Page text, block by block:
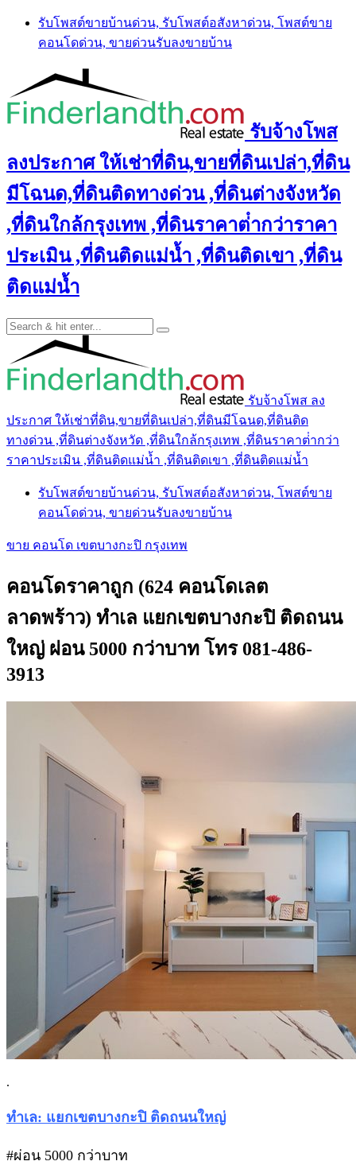
Skip
content
รับโพสต์ขายบ้านด่วน, รับโพสต์อสังหาด่วน, โพสต์ขาย
คอนโดด่วน, ขายด่วนรับลงขายบ้าน
รับจ้างโพส
ลงประกาศ ให้เช่าที่ดิน,ขายที่ดินเปล่า,ที่ดิน
มีโฉนด,ที่ดินติดทางด่วน ,ที่ดินต่างจังหวัด
,ที่ดินใกล้กรุงเทพ ,ที่ดินราคาต่ํากว่าราคา
ประเมิน ,ที่ดินติดแม่น้ำ ,ที่ดินติดเขา ,ที่ดิน
ติดแม่น้ำ
รับจ้างโพส ลง
ประกาศ ให้เช่าที่ดิน,ขายที่ดินเปล่า,ที่ดินมีโฉนด,ที่ดินติด
ทางด่วน ,ที่ดินต่างจังหวัด ,ที่ดินใกล้กรุงเทพ ,ที่ดินราคาต่ํากว่า
ราคาประเมิน ,ที่ดินติดแม่น้ำ ,ที่ดินติดเขา ,ที่ดินติดแม่น้ำ
รับโพสต์ขายบ้านด่วน, รับโพสต์อสังหาด่วน, โพสต์ขาย
คอนโดด่วน, ขายด่วนรับลงขายบ้าน
ขาย คอนโด เขตบางกะปิ กรุงเทพ
คอนโดราคาถูก (624 คอนโดเลต
ลาดพร้าว) ทำเล แยกเขตบางกะปิ ติดถนน
ใหญ่ ผ่อน 5000 กว่าบาท โทร 081-486-
3913
.
ทำเล: แยกเขตบางกะปิ ติดถนนใหญ่
#ผ่อน 5000 กว่าบาท